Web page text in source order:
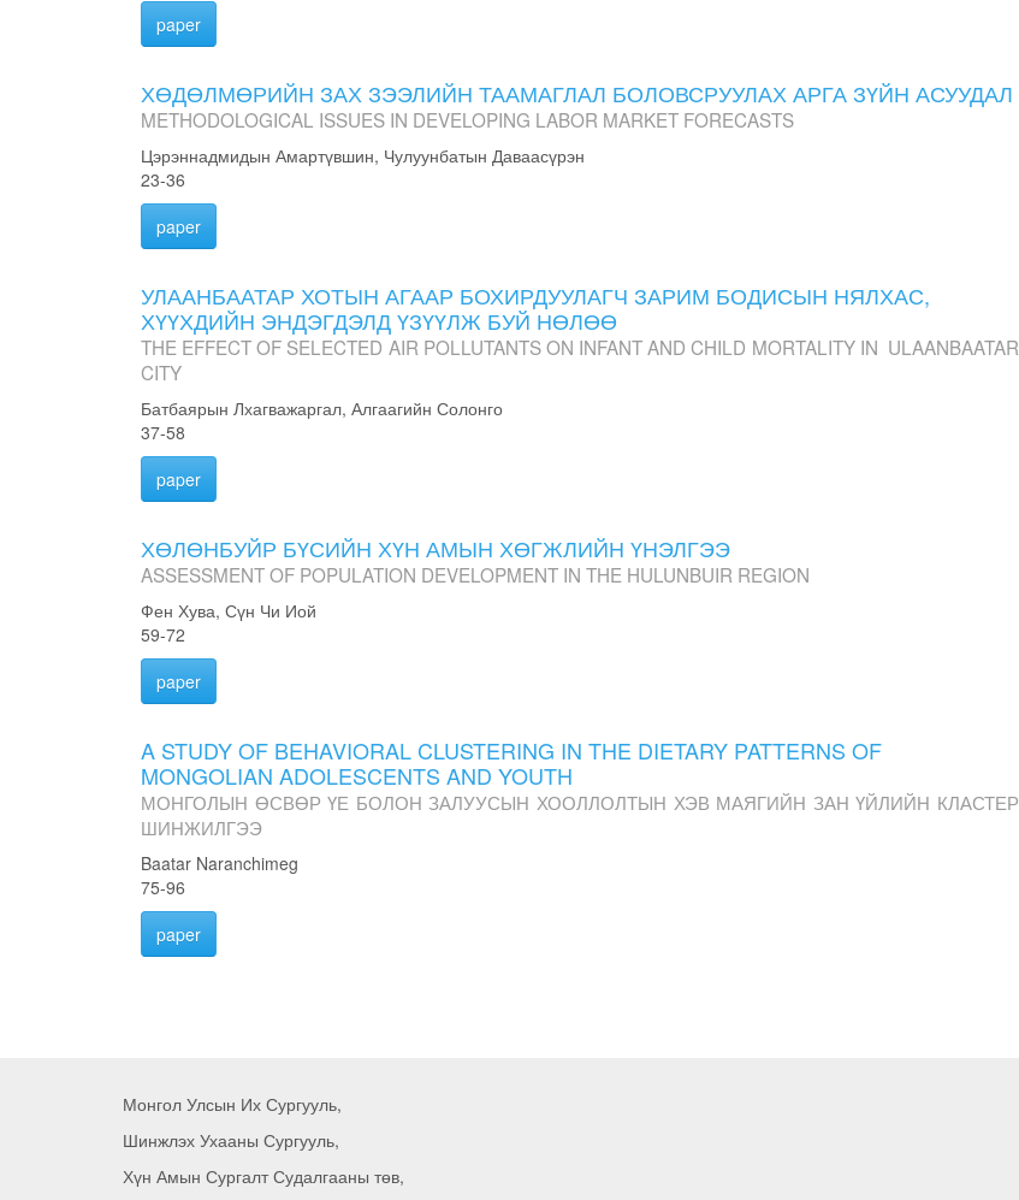
paper
ХӨДӨЛМӨРИЙН ЗАХ ЗЭЭЛИЙН ТААМАГЛАЛ БОЛОВСРУУЛАХ АРГА ЗҮЙН АСУУДАЛ
METHODOLOGICAL ISSUES IN DEVELOPING LABOR MARKET FORECASTS
Цэрэннадмидын Амартүвшин, Чулуунбатын Даваасүрэн
23-36
paper
УЛААНБААТАР ХОТЫН АГААР БОХИРДУУЛАГЧ ЗАРИМ БОДИСЫН НЯЛХАС,
ХҮҮХДИЙН ЭНДЭГДЭЛД ҮЗҮҮЛЖ БУЙ НӨЛӨӨ
THE EFFECT OF SELECTED AIR POLLUTANTS ON INFANT AND CHILD MORTALITY IN ULAANBAATAR
CITY
Батбаярын Лхагважаргал, Алгаагийн Солонго
37-58
paper
ХӨЛӨНБУЙР БҮСИЙН ХҮН АМЫН ХӨГЖЛИЙН ҮНЭЛГЭЭ
ASSESSMENT OF POPULATION DEVELOPMENT IN THE HULUNBUIR REGION
Фен Хува, Сүн Чи Иой
59-72
paper
A STUDY OF BEHAVIORAL CLUSTERING IN THE DIETARY PATTERNS OF
MONGOLIAN ADOLESCENTS AND YOUTH
МОНГОЛЫН ӨСВӨР ҮЕ БОЛОН ЗАЛУУСЫН ХООЛЛОЛТЫН ХЭВ МАЯГИЙН ЗАН ҮЙЛИЙН КЛАСТЕР
ШИНЖИЛГЭЭ
Baatar Naranchimeg
75-96
paper
Монгол Улсын Их Сургууль,
Шинжлэх Ухааны Сургууль,
Хүн Амын Сургалт Судалгааны төв,